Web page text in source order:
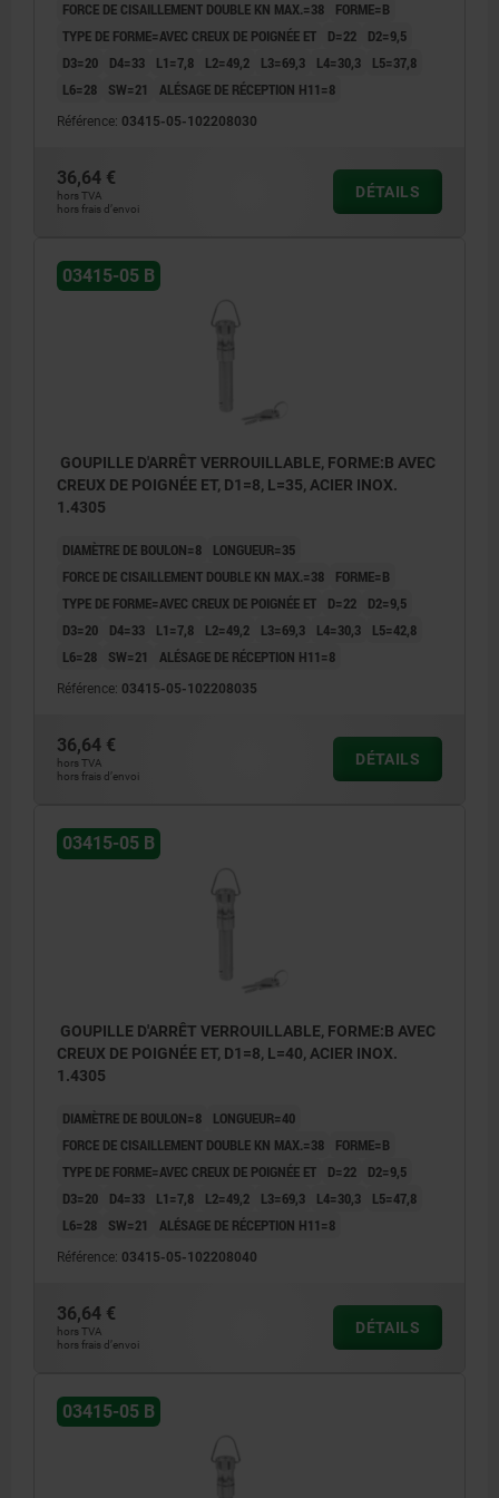
FORCE DE CISAILLEMENT DOUBLE KN MAX.=38
FORME=B
TYPE DE FORME=AVEC CREUX DE POIGNÉE ET
D=22
D2=9,5
D3=20
D4=33 L1=7,8 L2=49,2 L3=69,3 L4=30,3
L5=37,8
L6=28
SW=21 ALÉSAGE DE RÉCEPTION H11=8
Référence: 03415-05-102208030
36,64 €
hors TVA
hors frais d’envoi
DÉTAILS
03415-05 B
GOUPILLE D'ARRÊT VERROUILLABLE, FORME:B AVEC
CREUX DE POIGNÉE ET, D1=8, L=35, ACIER INOX.
1.4305
DIAMÈTRE DE BOULON=8
LONGUEUR=35
FORCE DE CISAILLEMENT DOUBLE KN MAX.=38
FORME=B
TYPE DE FORME=AVEC CREUX DE POIGNÉE ET
D=22
D2=9,5
D3=20
D4=33 L1=7,8 L2=49,2 L3=69,3 L4=30,3
L5=42,8
L6=28
SW=21 ALÉSAGE DE RÉCEPTION H11=8
Référence: 03415-05-102208035
36,64 €
hors TVA
hors frais d’envoi
DÉTAILS
03415-05 B
GOUPILLE D'ARRÊT VERROUILLABLE, FORME:B AVEC
CREUX DE POIGNÉE ET, D1=8, L=40, ACIER INOX.
1.4305
DIAMÈTRE DE BOULON=8
LONGUEUR=40
FORCE DE CISAILLEMENT DOUBLE KN MAX.=38
FORME=B
TYPE DE FORME=AVEC CREUX DE POIGNÉE ET
D=22
D2=9,5
D3=20
D4=33 L1=7,8 L2=49,2 L3=69,3 L4=30,3
L5=47,8
L6=28
SW=21 ALÉSAGE DE RÉCEPTION H11=8
Référence: 03415-05-102208040
36,64 €
hors TVA
hors frais d’envoi
DÉTAILS
03415-05 B